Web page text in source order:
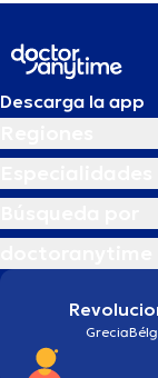
Descarga la app
Grecia